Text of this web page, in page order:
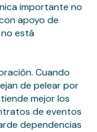
importante no
apoyo de
está
Cuando
de pelear por
mejor los
de eventos
dependencias